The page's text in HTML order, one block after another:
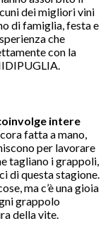
dei migliori vini
di famiglia, festa e
che
con la
intere
fatta a mano,
per lavorare
tagliano i grappoli,
di questa stagione.
ma c’è una gioia
grappolo
della vite.